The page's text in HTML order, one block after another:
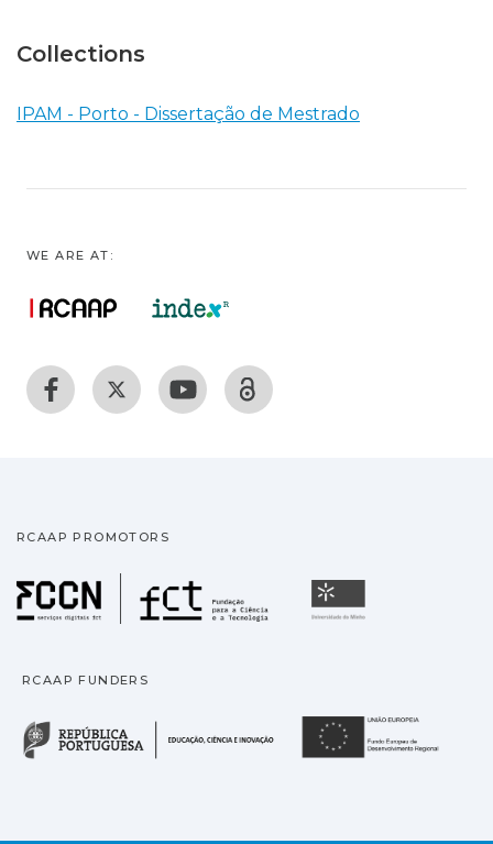
Collections
IPAM - Porto - Dissertação de Mestrado
WE ARE AT:
RCAAP PROMOTORS
Fundação para a
RCAAP FUNDERS
República Portuguesa